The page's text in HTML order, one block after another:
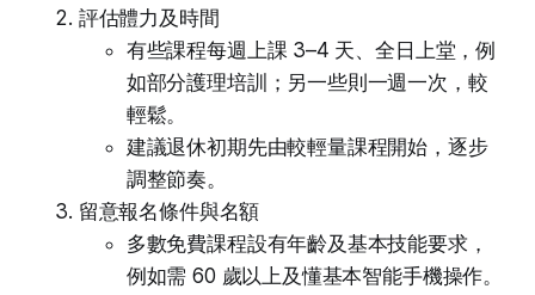
評估體力及時間
有些課程每週上課 3–4 天、全日上堂，例
如部分護理培訓；另一些則一週一次，較
輕鬆。
建議退休初期先由較輕量課程開始，逐步
調整節奏。
留意報名條件與名額
多數免費課程設有年齡及基本技能要求，
例如需 60 歲以上及懂基本智能手機操作。